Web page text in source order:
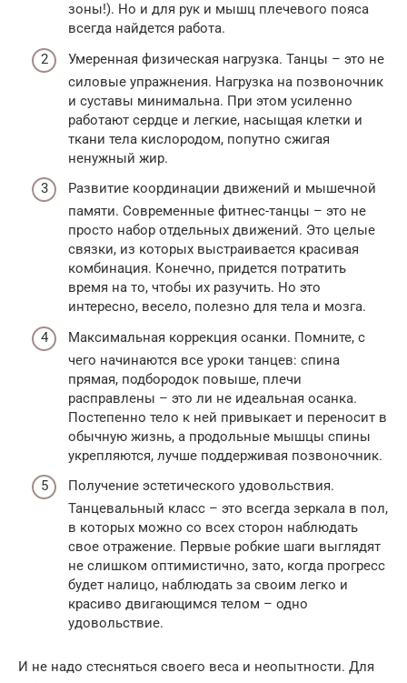
зоны!). Но и для рук и мышц плечевого пояса
всегда найдется работа.
Умеренная физическая нагрузка. Танцы – это не
силовые упражнения. Нагрузка на позвоночник
и суставы минимальна. При этом усиленно
работают сердце и легкие, насыщая клетки и
ткани тела кислородом, попутно сжигая
ненужный жир.
Развитие координации движений и мышечной
памяти. Современные фитнес-танцы – это не
просто набор отдельных движений. Это целые
связки, из которых выстраивается красивая
комбинация. Конечно, придется потратить
время на то, чтобы их разучить. Но это
интересно, весело, полезно для тела и мозга.
Максимальная коррекция осанки. Помните, с
чего начинаются все уроки танцев: спина
прямая, подбородок повыше, плечи
расправлены – это ли не идеальная осанка.
Постепенно тело к ней привыкает и переносит в
обычную жизнь, а продольные мышцы спины
укрепляются, лучше поддерживая позвоночник.
Получение эстетического удовольствия.
Танцевальный класс – это всегда зеркала в пол,
в которых можно со всех сторон наблюдать
свое отражение. Первые робкие шаги выглядят
не слишком оптимистично, зато, когда прогресс
будет налицо, наблюдать за своим легко и
красиво двигающимся телом – одно
удовольствие.
И не надо стесняться своего веса и неопытности. Для